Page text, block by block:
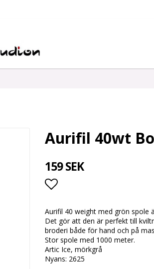
Aurifil 40wt
159 SEK
Aurifil 40 weight med grön spole
Det gör att den är perfekt till
broderi både för hand och på
Stor spole med 1000 meter.
Artic Ice, mörkgrå
Nyans: 2625